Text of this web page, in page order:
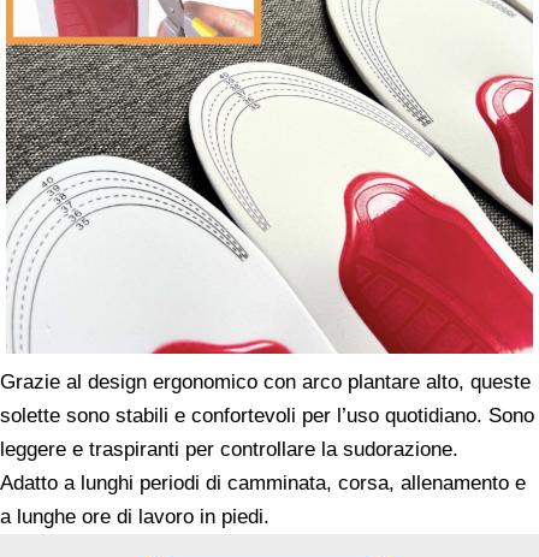
Grazie al design ergonomico con arco plantare alto, queste
solette sono stabili e confortevoli per l’uso quotidiano. Sono
leggere e traspiranti per controllare la sudorazione.
Adatto a lunghi periodi di camminata, corsa, allenamento e
a lunghe ore di lavoro in piedi.